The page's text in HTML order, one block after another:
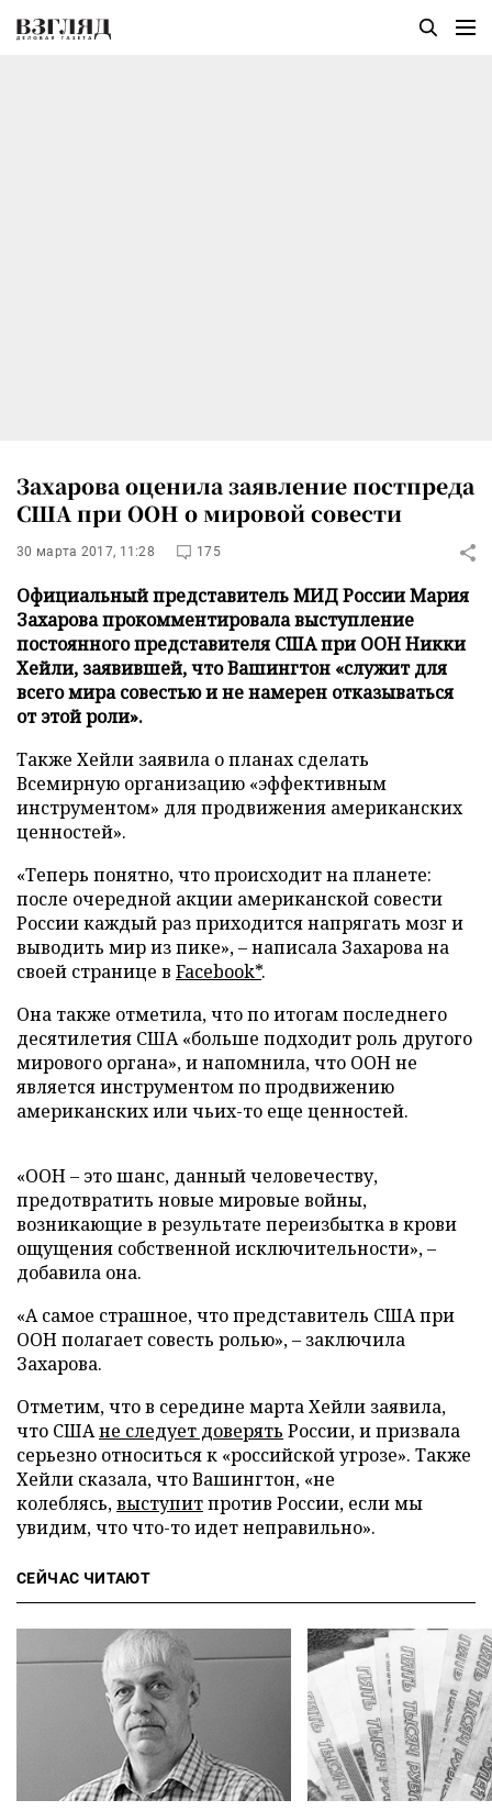
Захарова оценила заявление постпреда
США при ООН о мировой совести
30 марта 2017, 11:28 175
Официальный представитель МИД России Мария
Захарова прокомментировала выступление
постоянного представителя США при ООН Никки
Хейли, заявившей, что Вашингтон «служит для
всего мира совестью и не намерен отказываться
от этой роли».
Также Хейли заявила о планах сделать
Всемирную организацию «эффективным
инструментом» для продвижения американских
ценностей».
«Теперь понятно, что происходит на планете:
после очередной акции американской совести
России каждый раз приходится напрягать мозг и
выводить мир из пике», – написала Захарова на
своей странице в Facebook*.
Она также отметила, что по итогам последнего
десятилетия США «больше подходит роль другого
мирового органа», и напомнила, что ООН не
является инструментом по продвижению
американских или чьих-то еще ценностей.
«ООН – это шанс, данный человечеству,
предотвратить новые мировые войны,
возникающие в результате переизбытка в крови
ощущения собственной исключительности», –
добавила она.
«А самое страшное, что представитель США при
ООН полагает совесть ролью», – заключила
Захарова.
Отметим, что в середине марта Хейли заявила,
что СШАне следует доверять России, и призвала
серьезно относиться к «российской угрозе». Также
Хейли сказала, что Вашингтон, «не
колеблясь,выступитпротив России, если мы
увидим, что что-то идет неправильно».
СЕЙЧАС ЧИТАЮТ